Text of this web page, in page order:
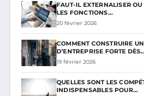
FAUT-IL EXTERNALISER
LES FONCTIONS…
20 février 2026
COMMENT CONSTRUIRE
D’ENTREPRISE FORTE
19 février 2026
QUELLES SONT LES
INDISPENSABLES POUR…